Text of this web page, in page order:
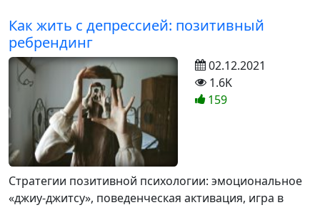
Как жить с депрессией: позитивный
ребрендинг
Стратегии позитивной психологии: эмоциональное
«джиу-джитсу», поведенческая активация, игра в
02.12.2021
1.6K
159